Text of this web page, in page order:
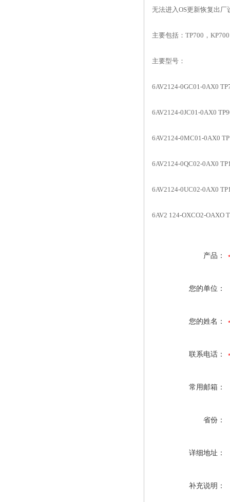
无法进入OS更新恢复出厂
主要包括：TP700，
主要型号：
6AV2124-0GC01-0AX0
6AV2124-0JC01-0AX0
6AV2124-0MC01-0AX0
6AV2124-0QC02-0AX0
6AV2124-0UC02-0AX0
6AV2 124-OXCO2-OAXO
产品：
您的单位：
您的姓名：
联系电话：
常用邮箱：
省份：
详细地址：
补充说明：